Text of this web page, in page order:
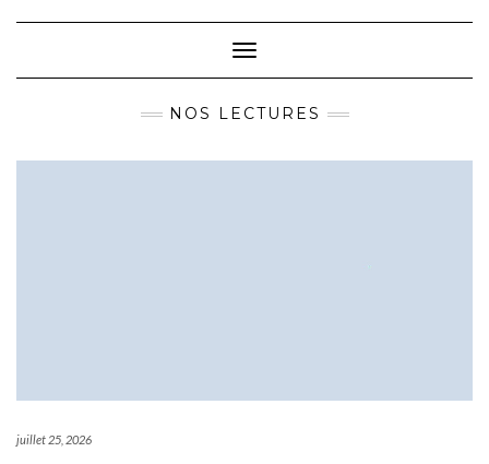
Toggle Navigation
NOS LECTURES
juillet 25, 2026